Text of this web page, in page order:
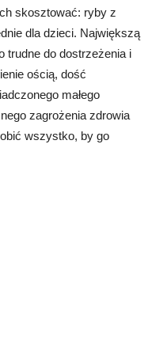
skosztować: ryby z
dla dzieci. Największą
trudne do dostrzeżenia i
ością, dość
małego
zagrożenia zdrowia
wszystko, by go